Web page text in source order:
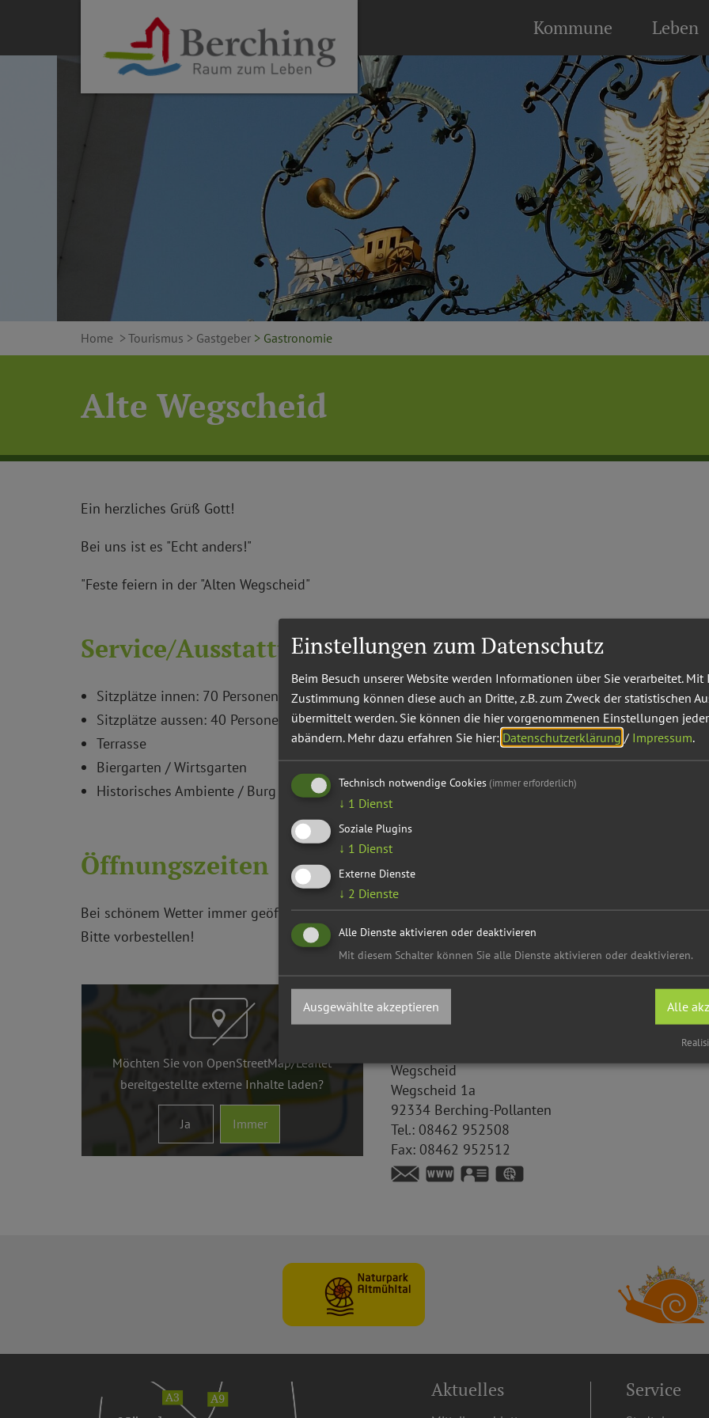
Kommune Leben
Home > Tourismus > Gastgeber > Gastronomie
Alte Wegscheid
Ein herzliches Grüß Gott!
Bei uns ist es "Echt anders!"
"Feste feiern in der "Alten Wegscheid"
Service/Ausstattung
Sitzplätze innen: 70 Personen
Sitzplätze aussen: 40 Personen
Terrasse
Biergarten / Wirtsgarten
Historisches Ambiente / Burg / Schloss / Haus (denkmalgeschützt)
Öffnungszeiten
Bei schönem Wetter immer geöffnet!
Bitte vorbestellen!
Möchten Sie von OpenStreetMap/Leaflet
bereitgestellte externe Inhalte laden?
Ja Immer
Adresse
Alte Wegscheid
Wegscheid
Wegscheid 1a
92334 Berching-Pollanten
Tel.: 08462 952508
Fax: 08462 952512
www.altewegscheid.de
vCard
Aktuelles Service
Einstellungen zum Datenschutz
Beim Besuch unserer Website werden Informationen über Sie verarbeitet. Mit
Zustimmung können diese auch an Dritte, z.B. zum Zweck der statistischen
übermittelt werden. Sie können die hier vorgenommenen Einstellungen
abändern. Mehr dazu erfahren Sie hier: Datenschutzerklärung / Impressum.
Technisch notwendige Cookies (immer erforderlich)
↓ 1 Dienst
Soziale Plugins
↓ 1 Dienst
Externe Dienste
↓ 2 Dienste
Alle Dienste aktivieren oder deaktivieren
Mit diesem Schalter können Sie alle Dienste aktivieren oder deaktivieren.
Ausgewählte akzeptieren Alle